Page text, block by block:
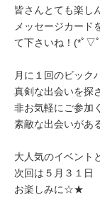
皆さんとても楽し
メッセージカード
て下さいね！(*ﾟ▽
月に１回のビック
真剣な出会いを探
非お気軽にご参加
素敵な出会いがあ
大人気のイベント
次回は５月３１日
お楽しみに☆★